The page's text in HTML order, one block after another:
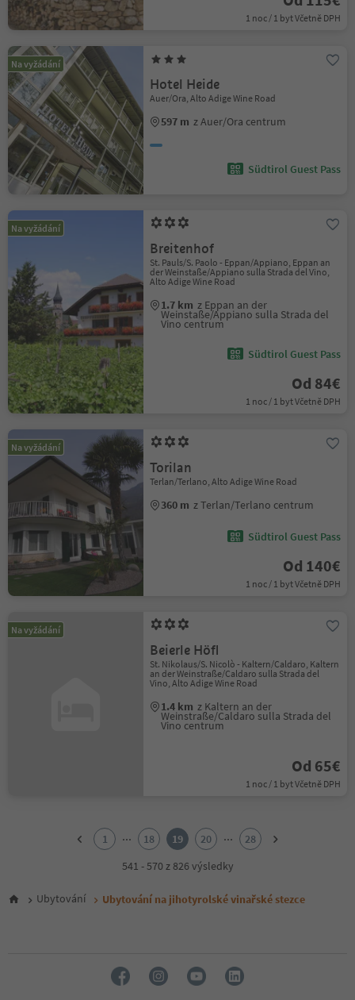
1 noc / 1 byt Včetně DPH
Na vyžádání
Hotel Heide
Auer/Ora, Alto Adige Wine Road
597 m z Auer/Ora centrum
Südtirol Guest Pass
Na vyžádání
Breitenhof
St. Pauls/S. Paolo - Eppan/Appiano, Eppan an
der Weinstaße/Appiano sulla Strada del Vino,
Alto Adige Wine Road
1.7 km z Eppan an der
Weinstaße/Appiano sulla Strada del
Vino centrum
Südtirol Guest Pass
Od 84€
1 noc / 1 byt Včetně DPH
Na vyžádání
Torilan
Terlan/Terlano, Alto Adige Wine Road
360 m z Terlan/Terlano centrum
Südtirol Guest Pass
Od 140€
1 noc / 1 byt Včetně DPH
Na vyžádání
Beierle Höfl
St. Nikolaus/S. Nicolò - Kaltern/Caldaro, Kaltern
an der Weinstraße/Caldaro sulla Strada del
Vino, Alto Adige Wine Road
1.4 km z Kaltern an der
Weinstraße/Caldaro sulla Strada del
Vino centrum
Od 65€
1 noc / 1 byt Včetně DPH
6
1 ... 18 19 20 ...
28
541 - 570 z 826 výsledky
Ubytování Ubytování na jihotyrolské vinařské stezce